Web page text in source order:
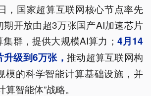
，国家超算互联网核心节点率先
期开放由超3万张国产AI加速芯片
群，提供大规模AI算力； 4月14
级到6万张， 推动超算互联网构
模的科学智能计算基础设施，并
智能体”战略。